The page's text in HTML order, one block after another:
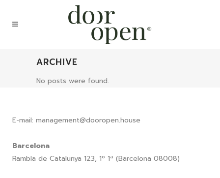
ARCHIVE
No posts were found.
E-mail: management@dooropen.house
Barcelona
Rambla de Catalunya 123, 1º 1ª (Barcelona 08008)